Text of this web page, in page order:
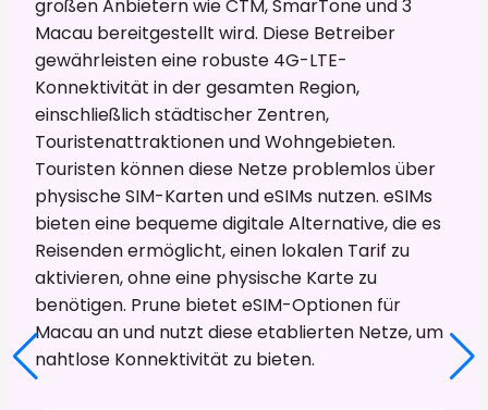
großen Anbietern wie CTM, SmarTone und 3
Macau bereitgestellt wird. Diese Betreiber
gewährleisten eine robuste 4G-LTE-
Konnektivität in der gesamten Region,
einschließlich städtischer Zentren,
Touristenattraktionen und Wohngebieten.
Touristen können diese Netze problemlos über
physische SIM-Karten und eSIMs nutzen. eSIMs
bieten eine bequeme digitale Alternative, die es
Reisenden ermöglicht, einen lokalen Tarif zu
aktivieren, ohne eine physische Karte zu
benötigen. Prune bietet eSIM-Optionen für
Macau an und nutzt diese etablierten Netze, um
nahtlose Konnektivität zu bieten.